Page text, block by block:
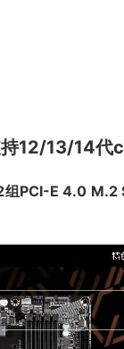
12/13/14代
PCI-E 4.0 M.2